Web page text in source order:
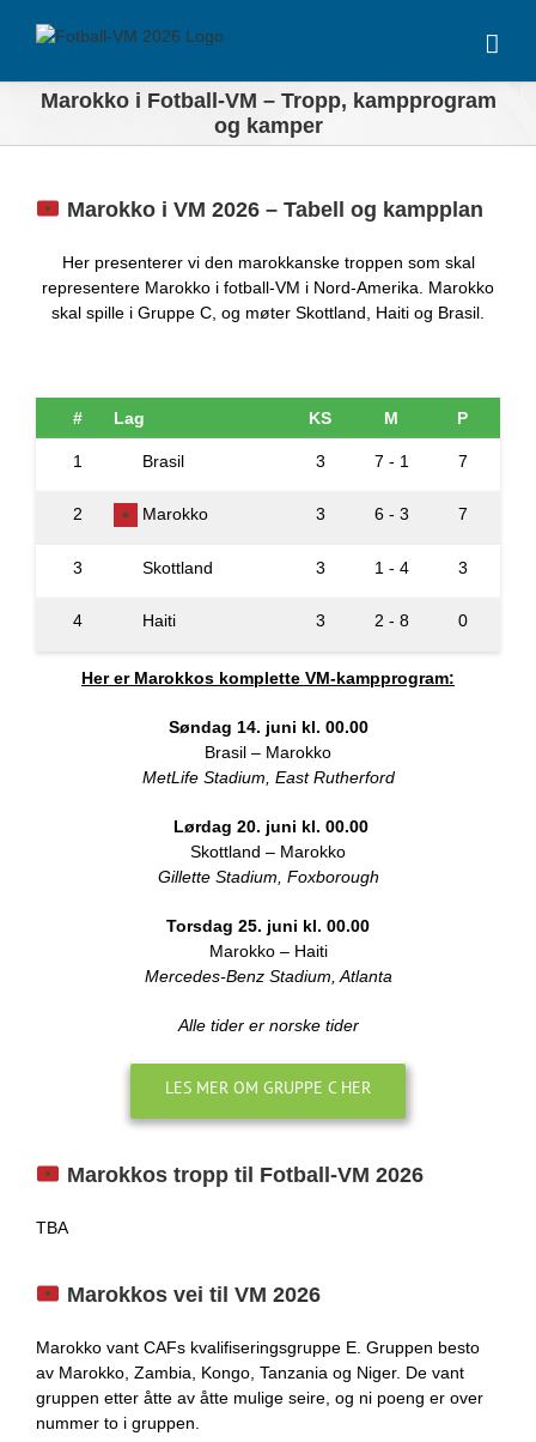
Marokko i Fotball-VM – Tropp, kampprogram
og kamper
Marokko i VM 2026 – Tabell og kampplan
Her presenterer vi den marokkanske troppen som skal
representere Marokko i fotball-VM i Nord-Amerika. Marokko
skal spille i Gruppe C, og møter Skottland, Haiti og Brasil.
# Lag KS M P
1 Brasil 3 7 - 1 7
2 Marokko 3 6 - 3 7
3 Skottland 3 1 - 4 3
4 Haiti 3 2 - 8 0
Her er Marokkos komplette VM-kampprogram:
Søndag 14. juni kl. 00.00
Brasil – Marokko
MetLife Stadium, East Rutherford
Lørdag 20. juni kl. 00.00
Skottland – Marokko
Gillette Stadium, Foxborough
Torsdag 25. juni kl. 00.00
Marokko – Haiti
Mercedes-Benz Stadium, Atlanta
Alle tider er norske tider
LES MER OM GRUPPE C HER
Marokkos tropp til Fotball-VM 2026
TBA
Marokkos vei til VM 2026
Marokko vant CAFs kvalifiseringsgruppe E. Gruppen besto
av Marokko, Zambia, Kongo, Tanzania og Niger. De vant
gruppen etter åtte av åtte mulige seire, og ni poeng er over
nummer to i gruppen.